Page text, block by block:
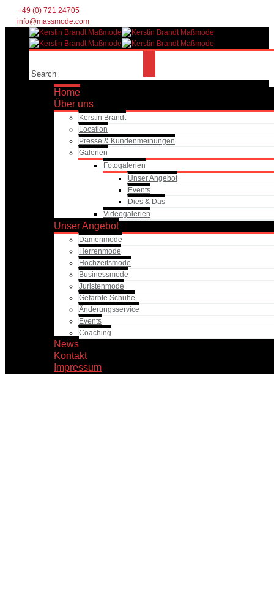
+49 (0) 721 24705
info@massmode.com
Home
Über uns
Kerstin Brandt
Location
Presse & Kundenmeinungen
Galerien
Fotogalerien
Unser Angebot
Events
Dies & Das
Videogalerien
Unser Angebot
Damenmode
Herrenmode
Hochzeitsmode
Businessmode
Juristenmode
Gefärbte Schuhe
Änderungsservice
Events
Coaching
News
Kontakt
Impressum